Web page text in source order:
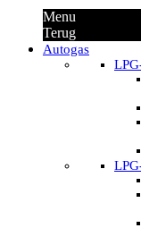
Menu
Terug
Autogas